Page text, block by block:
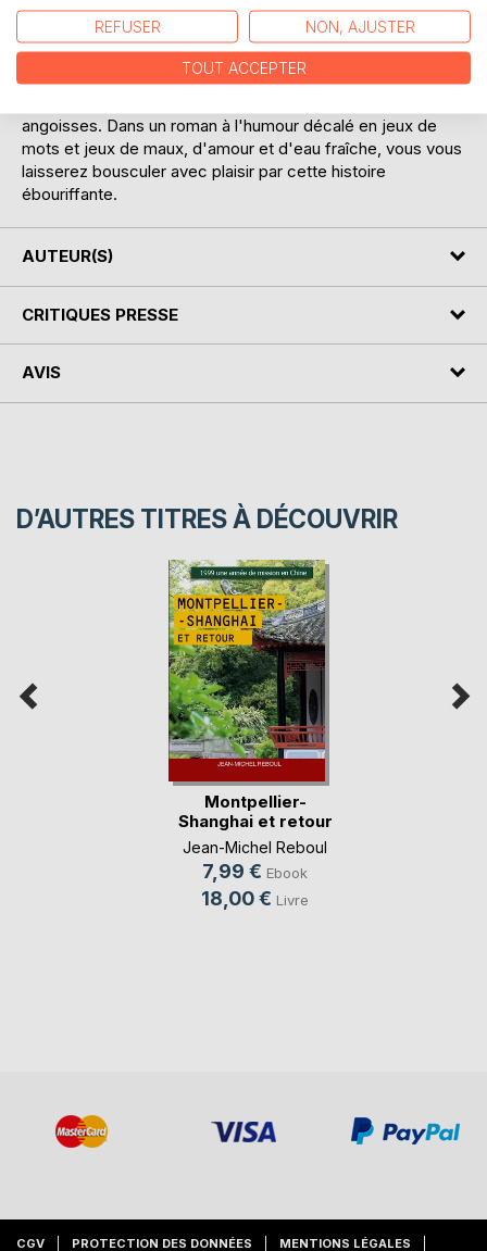
fatale ou prude exagérée, romantique ou agressive et
néanmoins souvent provocante à l'extrême. L'auteur nous
livre ainsi des fantasmes quelquefois très crus mais lève
en parallèle un voile sur sa propre vie, sur notre vie en fait,
angoisses. Dans un roman à l'humour décalé en jeux de
mots et jeux de maux, d'amour et d'eau fraîche, vous vous
laisserez bousculer avec plaisir par cette histoire
ébouriffante.
AUTEUR(S)
CRITIQUES PRESSE
AVIS
D’AUTRES TITRES À DÉCOUVRIR
Montpellier-
Shanghai et retour
Jean-Michel Reboul
7,99 € Ebook
18,00 € Livre
CGV PROTECTION DES DONNÉES MENTIONS LÉGALES
REFUSER NON, AJUSTER
TOUT ACCEPTER